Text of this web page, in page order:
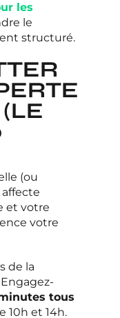
les
le
structuré.
(ou
affecte
et votre
votre
de la
tous
10h et 14h.